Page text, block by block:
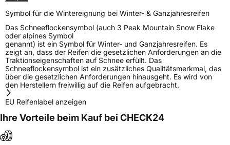
Symbol für die Wintereignung bei Winter- & Ganzjahresreifen
Das Schneeflockensymbol (auch 3 Peak Mountain Snow Flake
oder alpines Symbol
genannt) ist ein Symbol für Winter- und Ganzjahresreifen. Es
zeigt an, dass der Reifen die gesetzlichen Anforderungen an die
Traktionseigenschaften auf Schnee erfüllt. Das
Schneeflockensymbol ist ein zusätzliches Qualitätsmerkmal, das
über die gesetzlichen Anforderungen hinausgeht. Es wird von
den Herstellern freiwillig auf die Reifen aufgebracht.
EU Reifenlabel anzeigen
Ihre Vorteile beim Kauf bei CHECK24